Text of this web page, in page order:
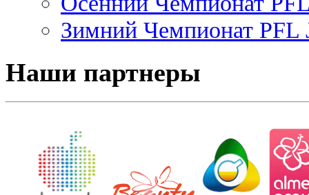
Зимний Чемпионат PFL
Наши партнеры